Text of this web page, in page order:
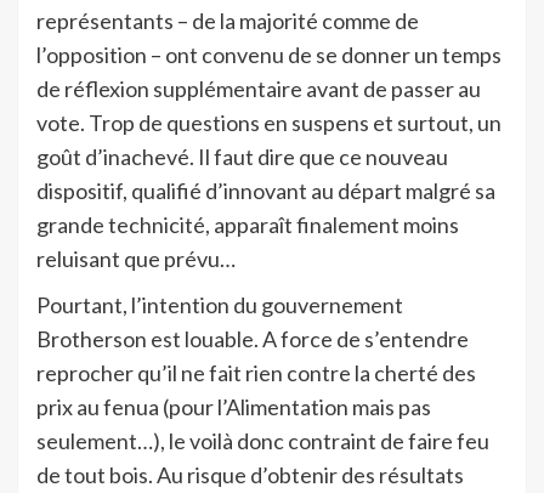
représentants – de la majorité comme de
l’opposition – ont convenu de se donner un temps
de réflexion supplémentaire avant de passer au
vote. Trop de questions en suspens et surtout, un
goût d’inachevé. Il faut dire que ce nouveau
dispositif, qualifié d’innovant au départ malgré sa
grande technicité, apparaît finalement moins
reluisant que prévu…
Pourtant, l’intention du gouvernement
Brotherson est louable. A force de s’entendre
reprocher qu’il ne fait rien contre la cherté des
prix au fenua (pour l’Alimentation mais pas
seulement…), le voilà donc contraint de faire feu
de tout bois. Au risque d’obtenir des résultats